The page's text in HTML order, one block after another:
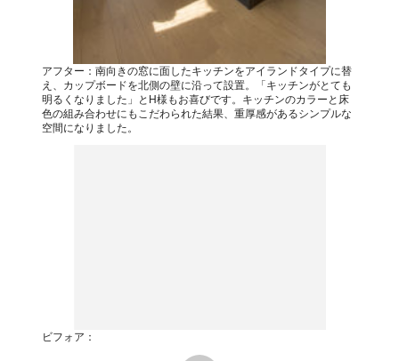
アフター：南向きの窓に面したキッチンをアイランドタイプに替
え、カップボードを北側の壁に沿って設置。「キッチンがとても
明るくなりました」とH様もお喜びです。キッチンのカラーと床
色の組み合わせにもこだわられた結果、重厚感があるシンプルな
空間になりました。
ビフォア：